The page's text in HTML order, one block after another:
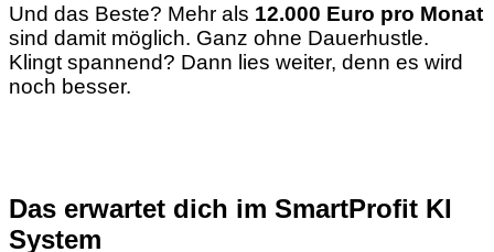
Und das Beste? Mehr als 12.000 Euro pro Monat
sind damit möglich. Ganz ohne Dauerhustle.
Klingt spannend? Dann lies weiter, denn es wird
noch besser.
Das erwartet dich im SmartProfit KI
System